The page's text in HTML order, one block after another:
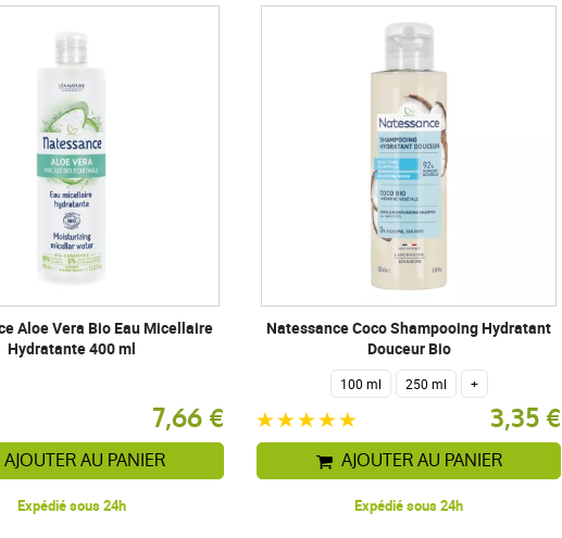
Aloe Vera Bio Eau Micellaire
Hydratante 400 ml
7,66 €
AJOUTER AU PANIER
Expédié sous 24h
Natessance Coco Shampooing Hydratant
Douceur Bio
100 ml 250 ml +
3,35 €
AJOUTER AU PANIER
Expédié sous 24h